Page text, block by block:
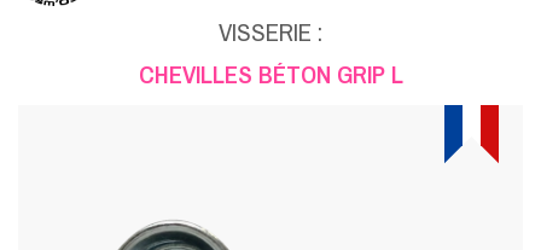
VISSERIE :
CHEVILLES BÉTON GRIP L